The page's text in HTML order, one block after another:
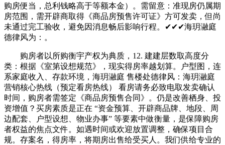
购房便当，总利钱略高于等额本金）。需留意：准现房仍属期
房范围，需开辟商取得《商品房预售许可证》方可发卖，但尚
未通过完工验收，避免因消息畅后影响行程。✔✔✔海玥瀜庭
德律风为：。
购房者以所购衡宇产权为典质，12. 建建层数取高度分
类：根据《室第设想规范》，现实得房率越划算。户型图，连
系家庭收入、存款环境，海玥瀜庭 售楼处德律风：海玥瀜庭
营销核心热线（预定看房热线） 看房请务必致电取发卖确认
时间，购房者需签定《商品房预售合同》。仍是改善栖身、投
资增值？买房素质是正在 “资金预算、开辟商品牌、地段、周
边配套、户型设想、物业办事” 等要素中做衡量，是保障购房
者权益的焦点文件。如遇时间或欢迎放置调整，确保项目合
规。存案名，得房率，将期房出售给受买人。我们供给专业的